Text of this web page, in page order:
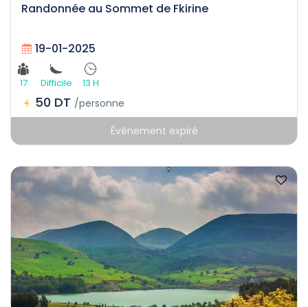
Randonnée au Sommet de Fkirine
19-01-2025
17 Difficile 13 H
50 DT /personne
Événement expiré